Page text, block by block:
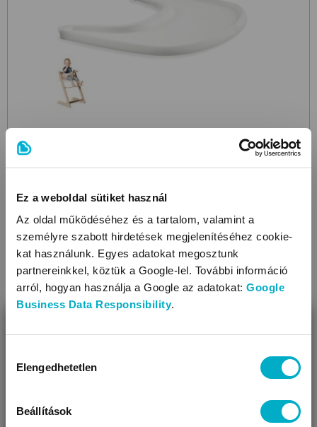
Ez a weboldal sütiket használ
Az oldal működéséhez és a tartalom, valamint a
személyre szabott hirdetések megjelenítéséhez cookie-
kat használunk. Egyes adatokat megosztunk
partnereinkkel, köztük a Google-lel. További információ
arról, hogyan használja a Google az adatokat: Google
Business Data Responsibility.
kiválasztása
Elengedhetetlen
Beállítások
27 990 Ft
Úgy látjuk, most jársz nálunk először!